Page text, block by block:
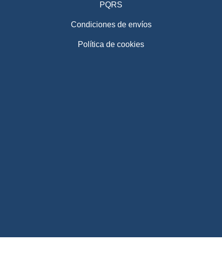
PQRS
Condiciones de envíos
Política de cookies